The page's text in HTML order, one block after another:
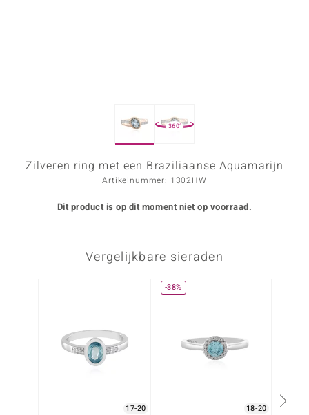
360°
Zilveren ring met een Braziliaanse Aquamarijn
Artikelnummer: 1302HW
Dit product is op dit moment niet op voorraad.
Vergelijkbare sieraden
17-20
-38%
18-20